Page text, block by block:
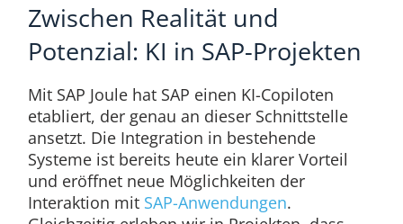
Zwischen Realität und
Potenzial: KI in SAP-Projekten
Mit SAP Joule hat SAP einen KI-Copiloten
etabliert, der genau an dieser Schnittstelle
ansetzt. Die Integration in bestehende
Systeme ist bereits heute ein klarer Vorteil
und eröffnet neue Möglichkeiten der
Interaktion mit SAP-Anwendungen.